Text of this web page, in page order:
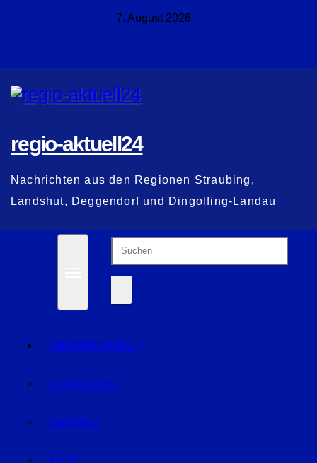
7. August 2026
regio-aktuell24
Nachrichten aus den Regionen Straubing,
Landshut, Deggendorf und Dingolfing-Landau
ÜBERREGIONAL
NIEDERBAYERN
OBERPFALZ
BAYERN